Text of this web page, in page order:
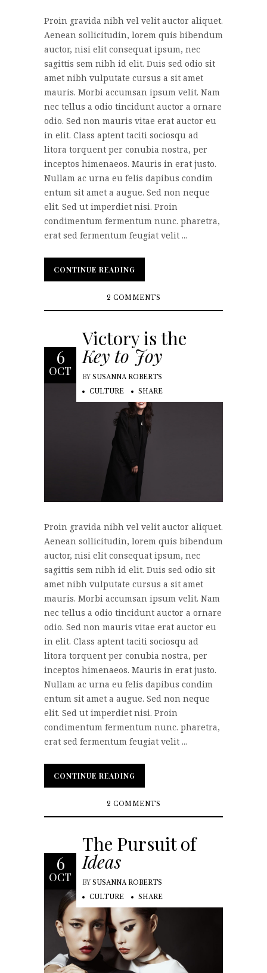
Proin gravida nibh vel velit auctor aliquet.
Aenean sollicitudin, lorem quis bibendum
auctor, nisi elit consequat ipsum, nec
sagittis sem nibh id elit. Duis sed odio sit
amet nibh vulputate cursus a sit amet
mauris. Morbi accumsan ipsum velit. Nam
nec tellus a odio tincidunt auctor a ornare
odio. Sed non mauris vitae erat auctor eu
in elit. Class aptent taciti sociosqu ad
litora torquent per conubia nostra, per
inceptos himenaeos. Mauris in erat justo.
Nullam ac urna eu felis dapibus condim
entum sit amet a augue. Sed non neque
elit. Sed ut imperdiet nisi. Proin
condimentum fermentum nunc. pharetra,
erat sed fermentum feugiat velit ...
CONTINUE READING
CONTINUE READING
2 COMMENTS
6
OCT
Victory is the
Key to Joy
BY SUSANNA ROBERTS
CULTURE
SHARE
Proin gravida nibh vel velit auctor aliquet.
Aenean sollicitudin, lorem quis bibendum
auctor, nisi elit consequat ipsum, nec
sagittis sem nibh id elit. Duis sed odio sit
amet nibh vulputate cursus a sit amet
mauris. Morbi accumsan ipsum velit. Nam
nec tellus a odio tincidunt auctor a ornare
odio. Sed non mauris vitae erat auctor eu
in elit. Class aptent taciti sociosqu ad
litora torquent per conubia nostra, per
inceptos himenaeos. Mauris in erat justo.
Nullam ac urna eu felis dapibus condim
entum sit amet a augue. Sed non neque
elit. Sed ut imperdiet nisi. Proin
condimentum fermentum nunc. pharetra,
erat sed fermentum feugiat velit ...
CONTINUE READING
CONTINUE READING
2 COMMENTS
6
OCT
The Pursuit of
Ideas
BY SUSANNA ROBERTS
CULTURE
SHARE